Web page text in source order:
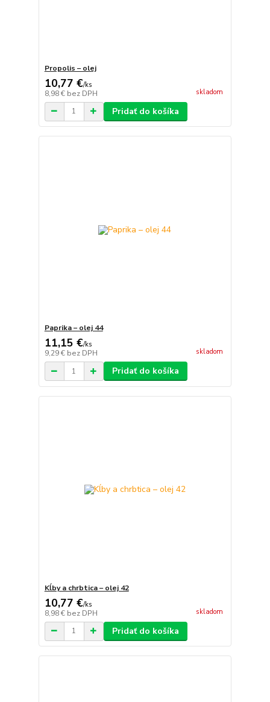
Propolis – olej
10,77 €/ks
8,98 € bez DPH skladom
Pridať do košíka
Paprika – olej 44
11,15 €/ks
9,29 € bez DPH skladom
Pridať do košíka
Kĺby a chrbtica – olej 42
10,77 €/ks
8,98 € bez DPH skladom
Pridať do košíka